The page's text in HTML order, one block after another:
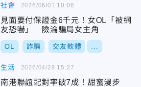
社會
見面要付保證金6千元！女OL「被網
友恐嚇」 險淪騙局女主角
OL 詐騙 交友軟體
2026/06/01 10:06
生活
南港聯誼配對率破7成！甜蜜漫步
2026/04/28 15:27